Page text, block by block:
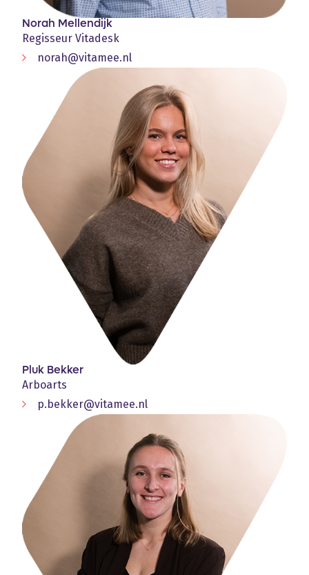
Norah Mellendijk
Regisseur Vitadesk
norah@vitamee.nl
Pluk Bekker
Arboarts
p.bekker@vitamee.nl